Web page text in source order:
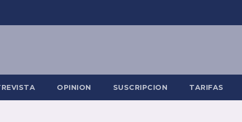
OPINION SUSCRIPCION TARIFAS